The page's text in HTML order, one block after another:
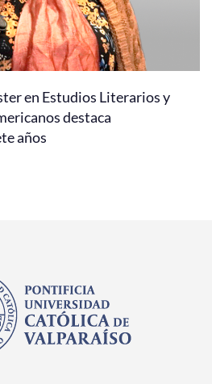
en Estudios Literarios y
destaca
años